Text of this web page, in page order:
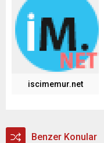
iscimemur.net
Benzer Konular